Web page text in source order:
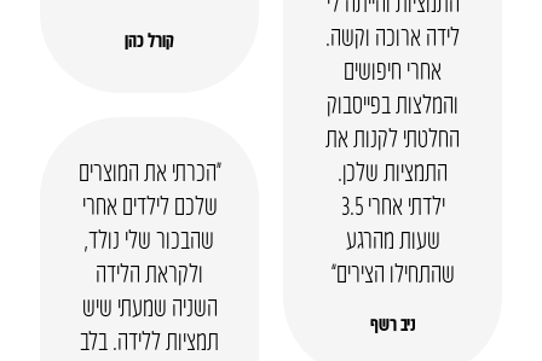
קורל כהן
לידה ארוכה וקשה.
אחרי חיפושים
והמלצות בפייסבוק
החלטתי לקנות את
התמציות שלכן.
ילדתי אחרי 3.5
שעות מהרגע
שהתחילו הצירים”
ניב רשף
“הכרתי את המוצרים
שלכם לילדים אחרי
שהבכור שלי נולד,
ולקראת הלידה
השניה שמעתי שיש
תמציות ללידה. בלב